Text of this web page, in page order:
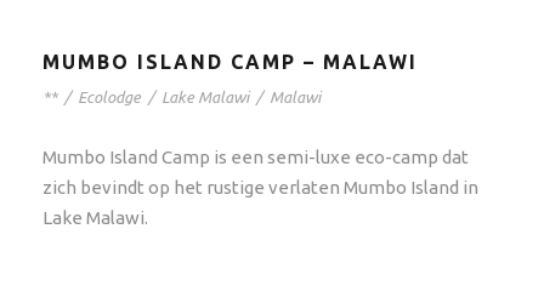
MUMBO ISLAND CAMP – MALAWI
** / Ecolodge / Lake Malawi / Malawi
Mumbo Island Camp is een semi-luxe eco-camp dat
zich bevindt op het rustige verlaten Mumbo Island in
Lake Malawi.